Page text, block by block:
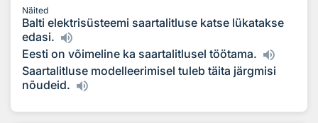
Näited
Balti elektrisüsteemi saartalitluse katse lükatakse
edasi.
Eesti on võimeline ka saartalitlusel töötama.
Saartalitluse modelleerimisel tuleb täita järgmisi
nõudeid.